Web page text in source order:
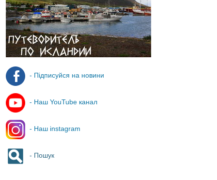
- Підписуйся на новини
- Наш YouTube канал
- Наш instagram
- Пошук